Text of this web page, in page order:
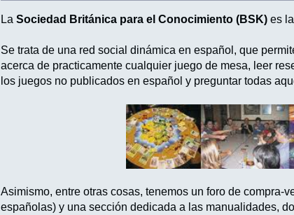
LaSociedad Británica para el Conocimiento (BSK) es
Se trata de una red social dinámica en español, que
acerca de practicamente cualquier juego de mesa, leer
los juegos no publicados en español y preguntar todas
Asimismo, entre otras cosas, tenemos un foro de
españolas) y una sección dedicada a las manualidades,